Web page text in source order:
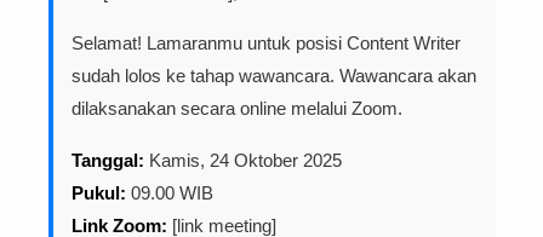
Selamat! Lamaranmu untuk posisi Content Writer
sudah lolos ke tahap wawancara. Wawancara akan
dilaksanakan secara online melalui Zoom.
Tanggal: Kamis, 24 Oktober 2025
Pukul: 09.00 WIB
Link Zoom: [link meeting]